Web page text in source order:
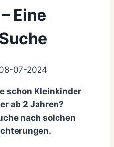
Eine
08-07-2024
schon Kleinkinder
ab 2 Jahren?
nach solchen